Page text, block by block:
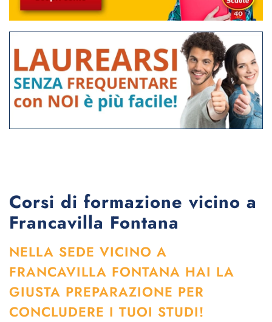
Corsi di formazione vicino a
Francavilla Fontana
NELLA SEDE VICINO A
FRANCAVILLA FONTANA HAI LA
GIUSTA PREPARAZIONE PER
CONCLUDERE I TUOI STUDI!